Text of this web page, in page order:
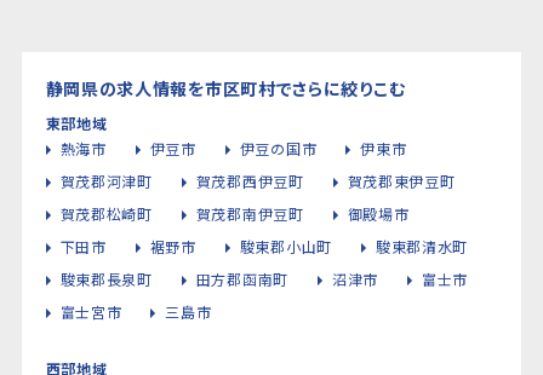
静岡県の求人情報を市区町村でさらに絞りこむ
東部地域
熱海市
伊豆市 伊豆の国市
伊東市
賀茂郡河津町
賀茂郡西伊豆町
賀茂郡東伊豆町
賀茂郡松崎町
賀茂郡南伊豆町
御殿場市
下田市
裾野市 駿東郡小山町
駿東郡清水町
駿東郡長泉町
田方郡函南町 沼津市
富士市
富士宮市
三島市
西部地域